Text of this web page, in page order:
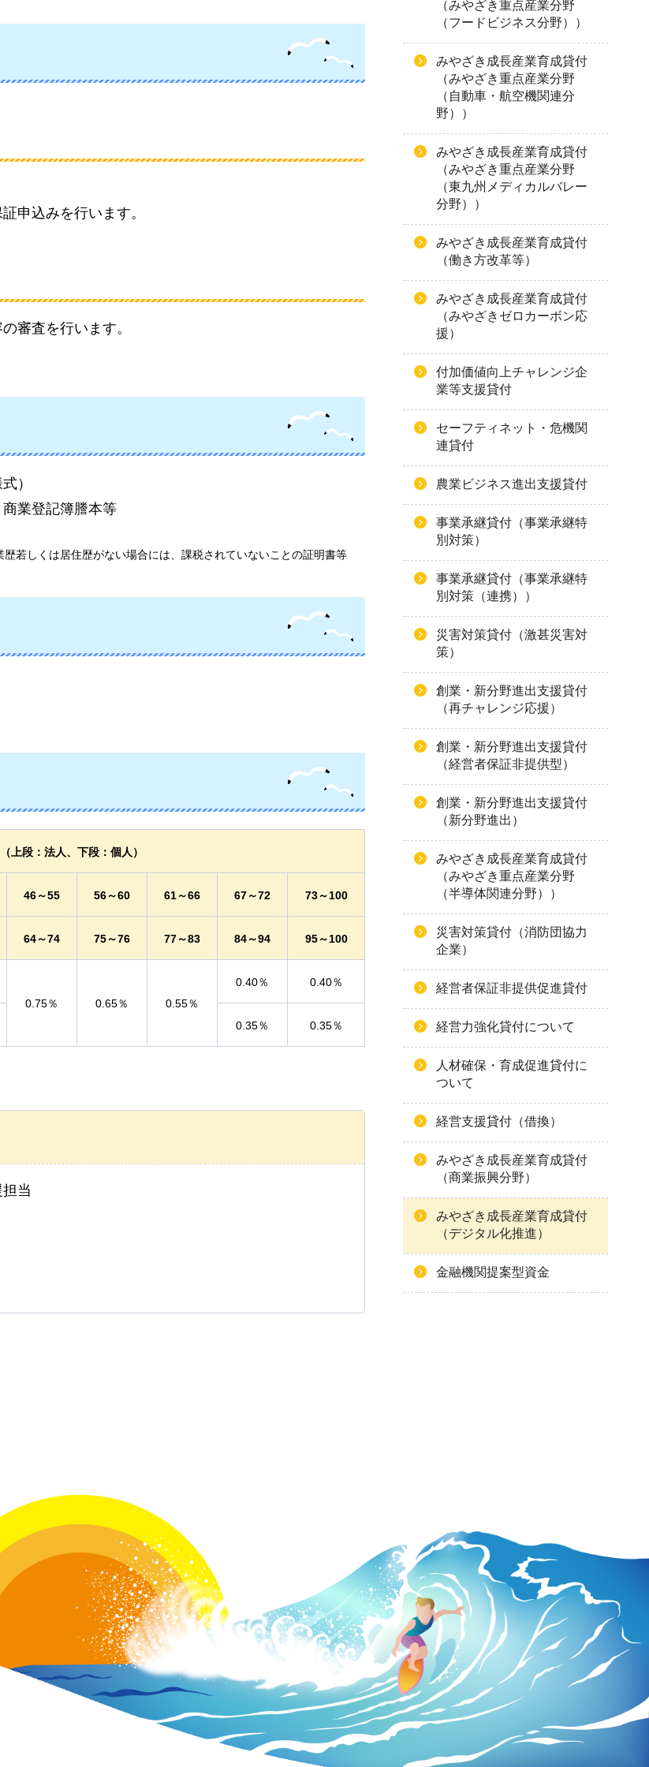
申込みを行います。
審査を行います。
）
業登記簿謄本等
若しくは居住歴がない場合には、課税されていないことの証明書等
上段：法人、下段：個人）
46～55 56～60 61～66 67～72 73～100
64～74 75～76 77～83 84～94 95～100
0.75％
0.65％ 0.55％
0.40％ 0.40％
0.35％ 0.35％
当
（みやざき重点産業分野
（フードビジネス分野））
みやざき成長産業育成貸付
（みやざき重点産業分野
（自動車・航空機関連分
野））
みやざき成長産業育成貸付
（みやざき重点産業分野
（東九州メディカルバレー
分野））
みやざき成長産業育成貸付
（働き方改革等）
みやざき成長産業育成貸付
（みやざきゼロカーボン応
援）
付加価値向上チャレンジ企
業等支援貸付
セーフティネット・危機関
連貸付
農業ビジネス進出支援貸付
事業承継貸付（事業承継特
別対策）
事業承継貸付（事業承継特
別対策（連携））
災害対策貸付（激甚災害対
策）
創業・新分野進出支援貸付
（再チャレンジ応援）
創業・新分野進出支援貸付
（経営者保証非提供型）
創業・新分野進出支援貸付
（新分野進出）
みやざき成長産業育成貸付
（みやざき重点産業分野
（半導体関連分野））
災害対策貸付（消防団協力
企業）
経営者保証非提供促進貸付
経営力強化貸付について
人材確保・育成促進貸付に
ついて
経営支援貸付（借換）
みやざき成長産業育成貸付
（商業振興分野）
みやざき成長産業育成貸付
（デジタル化推進）
金融機関提案型資金